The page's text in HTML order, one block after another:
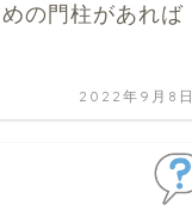
の門柱があれば
2022年9月8日